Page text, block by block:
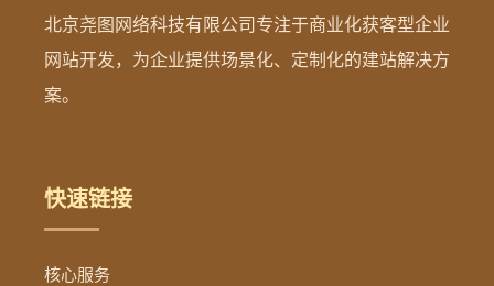
北京尧图网络科技有限公司专注于商业化获客型企业
网站开发，为企业提供场景化、定制化的建站解决方
案。
快速链接
核心服务